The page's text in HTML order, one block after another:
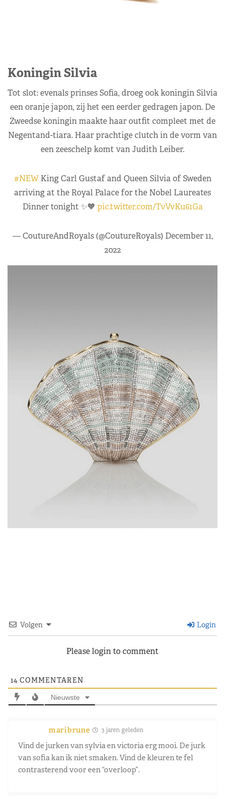
Koningin Silvia
Tot slot: evenals prinses Sofia, droeg ook koningin Silvia
een oranje japon, zij het een eerder gedragen japon. De
Zweedse koningin maakte haar outfit compleet met de
Negentand-tiara. Haar prachtige clutch in de vorm van
een zeeschelp komt van Judith Leiber.
#NEWKing Carl Gustaf and Queen Silvia of Sweden
arriving at the Royal Palace for the Nobel Laureates
Dinner tonight ✨🧡 pic.twitter.com/TvVvKu61Ga
— CoutureAndRoyals (@CoutureRoyals) December 11,
2022
Volgen Login
Please login to comment
14 COMMENTAREN
Nieuwste
maribrune 3 jaren geleden
Vind de jurken van sylvia en victoria erg mooi. De jurk
van sofia kan ik niet smaken. Vind de kleuren te fel
contrasterend voor een “overloop”.